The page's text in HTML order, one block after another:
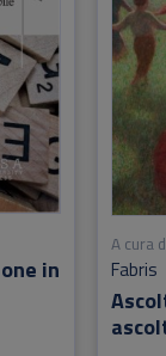
in
A cura
Fabris